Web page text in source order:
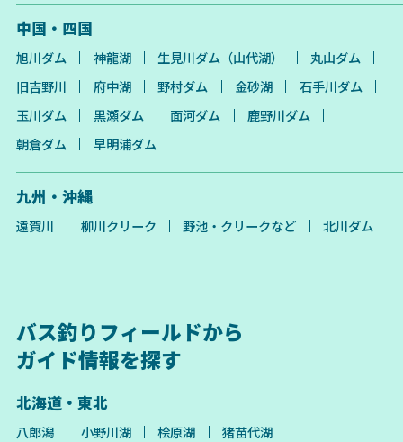
中国・四国
旭川ダム 神龍湖 生見川ダム（山代湖）
丸山ダム
旧吉野川
府中湖 野村ダム 金砂湖
石手川ダム
玉川ダム
黒瀬ダム 面河ダム
鹿野川ダム
朝倉ダム
早明浦ダム
九州・沖縄
遠賀川 柳川クリーク 野池・クリークなど 北川ダム
バス釣りフィールドから
ガイド情報を探す
北海道・東北
八郎潟 小野川湖 桧原湖 猪苗代湖